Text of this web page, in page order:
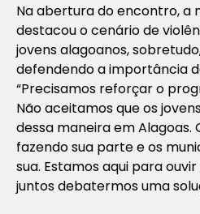
Na abertura do encontro, a
destacou o cenário de
jovens alagoanos,
defendendo a importância
“Precisamos reforçar o
Não aceitamos que os
dessa maneira em Alagoas.
fazendo sua parte e os
sua. Estamos aqui para
juntos debatermos uma